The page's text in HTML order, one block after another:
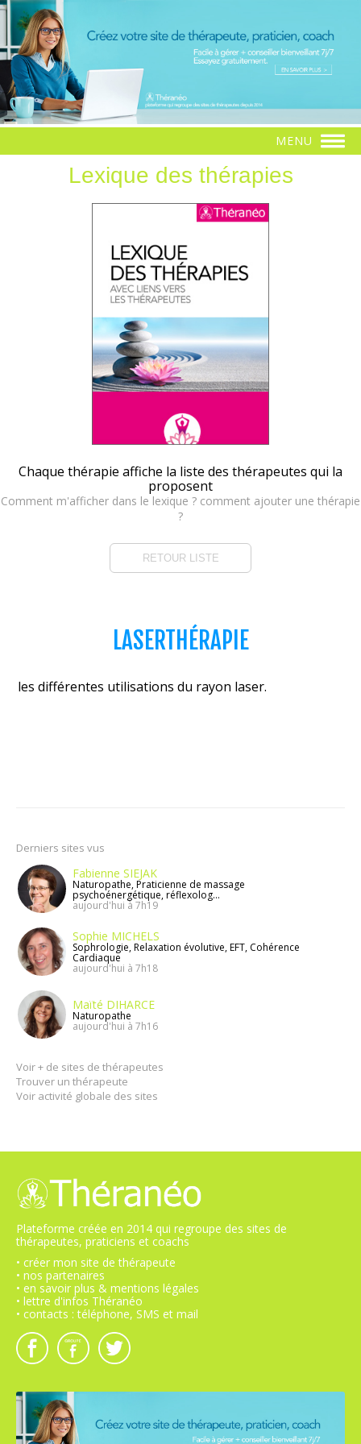
MENU
Lexique des thérapies
Chaque thérapie affiche la liste des thérapeutes qui la
proposent
Comment m'afficher dans le lexique ? comment ajouter une thérapie
?
RETOUR LISTE
LASERTHÉRAPIE
les différentes utilisations du rayon laser.
Derniers sites vus
Fabienne SIEJAK
Naturopathe, Praticienne de massage
psychoénergétique, réflexolog...
aujourd'hui à 7h19
Sophie MICHELS
Sophrologie, Relaxation évolutive, EFT, Cohérence
Cardiaque
aujourd'hui à 7h18
Maïté DIHARCE
Naturopathe
aujourd'hui à 7h16
Voir + de sites de thérapeutes
Trouver un thérapeute
Voir activité globale des sites
Plateforme créée en 2014 qui regroupe des sites de
thérapeutes, praticiens et coachs
• créer mon site de thérapeute
• nos partenaires
• en savoir plus & mentions légales
• lettre d'infos Théranéo
• contacts : téléphone, SMS et mail